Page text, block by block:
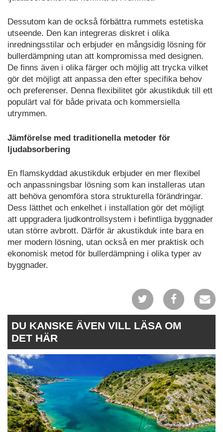
Dessutom kan de också förbättra rummets estetiska
utseende. Den kan integreras diskret i olika
inredningsstilar och erbjuder en mångsidig lösning för
bullerdämpning utan att kompromissa med designen.
De finns även i olika färger och möjlig att trycka vilket
gör det möjligt att anpassa den efter specifika behov
och preferenser. Denna flexibilitet gör akustikduk till ett
populärt val för både privata och kommersiella
utrymmen.
Jämförelse med traditionella metoder för
ljudabsorbering
En flamskyddad akustikduk erbjuder en mer flexibel
och anpassningsbar lösning som kan installeras utan
att behöva genomföra stora strukturella förändringar.
Dess lätthet och enkelhet i installation gör det möjligt
att uppgradera ljudkontrollsystem i befintliga byggnader
utan större avbrott. Därför är akustikduk inte bara en
mer modern lösning, utan också en mer praktisk och
ekonomisk metod för bullerdämpning i olika typer av
byggnader.
DU KANSKE ÄVEN VILL LÄSA OM
DET HÄR